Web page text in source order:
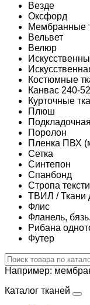
Везде
Оксфорд
Мембранные
Вельвет
Велюр
Костюмные
Канвас 240-
Курточные
Плюш
Поролон
Пленка ПВХ
Сетка
Синтепон
Спанбонд
Стропа
ТВИЛ / Ткани
Флис
Фланель,
Рибана
Футер
Например:
Каталог тканей